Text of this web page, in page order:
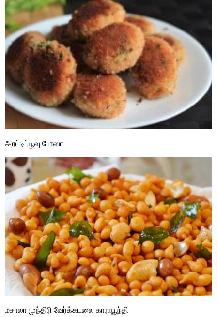
அரட்டிப்பூவு போஸா
மசாலா முந்திரி வேர்க்கடலை காராபூந்தி